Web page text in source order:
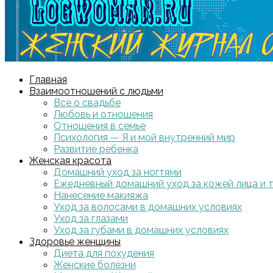
Главная
Взаимоотношений с людьми
Все о свадьбе
Любовь и отношения
Отношения в семье
Психология — Я и мой внутренний мир
Развитие ребенка
Женская красота
Домашний уход за ногтями
Ежедневный домашний уход за кожей лица и
Нанесение макияжа
Уход за волосами в домашних условиях
Уход за глазами
Уход за губами в домашних условиях
Здоровье женщины
Диета для похудения
Женские болезни